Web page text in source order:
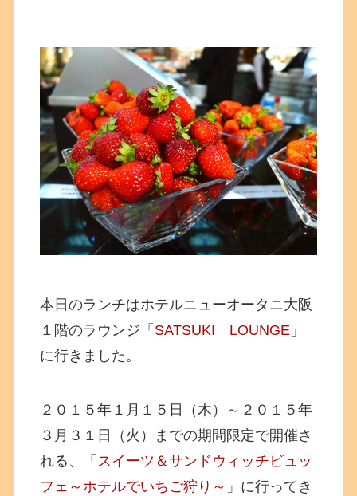
本日のランチはホテルニューオータニ大阪
１階のラウンジ「 SATSUKI LOUNGE 」
に行きました。
２０１５年１月１５日（木）～２０１５年
３月３１日（火）までの期間限定で開催さ
れる、「 スイーツ＆サンドウィッチビュッ
フェ～ホテルでいちご狩り～ 」に行ってき